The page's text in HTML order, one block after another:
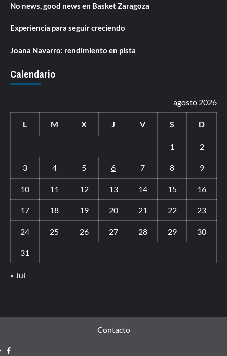
No news, good news en Basket Zaragoza
Experiencia para seguir creciendo
Joana Navarro: rendimiento en pista
Calendario
agosto 2026
L M X J V S D
1 2
3 4 5 6 7 8 9
10 11 12 13 14 15 16
17 18 19 20 21 22 23
24 25 26 27 28 29 30
31
« Jul
Contacto